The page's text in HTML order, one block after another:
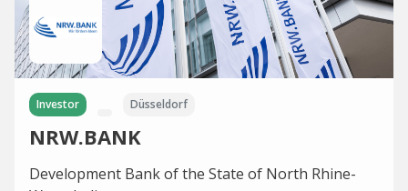
Investor Düsseldorf
NRW.BANK
Development Bank of the State of North Rhine-